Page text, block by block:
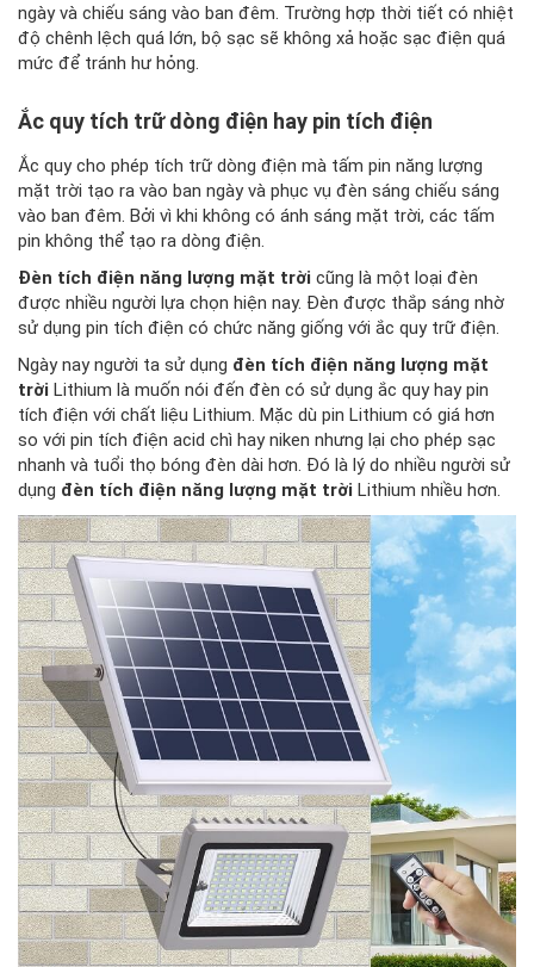
ngày và chiếu sáng vào ban đêm. Trường hợp thời tiết có nhiệt
độ chênh lệch quá lớn, bộ sạc sẽ không xả hoặc sạc điện quá
mức để tránh hư hỏng.
Ắc quy tích trữ dòng điện hay pin tích điện
Ắc quy cho phép tích trữ dòng điện mà tấm pin năng lượng
mặt trời tạo ra vào ban ngày và phục vụ đèn sáng chiếu sáng
vào ban đêm. Bởi vì khi không có ánh sáng mặt trời, các tấm
pin không thể tạo ra dòng điện.
Đèn tích điện năng lượng mặt trời cũng là một loại đèn
được nhiều người lựa chọn hiện nay. Đèn được thắp sáng nhờ
sử dụng pin tích điện có chức năng giống với ắc quy trữ điện.
Ngày nay người ta sử dụng đèn tích điện năng lượng mặt
trời Lithium là muốn nói đến đèn có sử dụng ắc quy hay pin
tích điện với chất liệu Lithium. Mặc dù pin Lithium có giá hơn
so với pin tích điện acid chì hay niken nhưng lại cho phép sạc
nhanh và tuổi thọ bóng đèn dài hơn. Đó là lý do nhiều người sử
dụng đèn tích điện năng lượng mặt trời Lithium nhiều hơn.